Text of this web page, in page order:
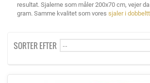
resultat. Sjalerne som måler 200x70 cm, vejer
gram. Samme kvalitet som vores sjaler i
SORTER EFTER --